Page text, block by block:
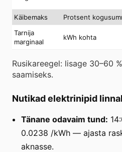
Käibemaks
Protsent
Tarnija
marginaal
kWh kohta
Rusikareegel: lisage 30–60
saamiseks.
Nutikad elektrinipid
Tänane odavaim tund:
0.0238 /kWh — ajasta
aknasse.